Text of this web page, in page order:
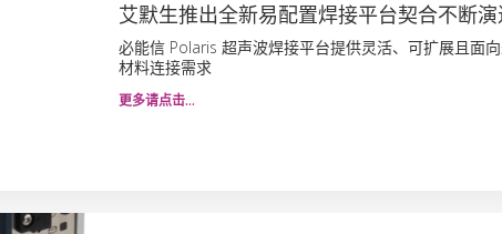
艾默生推出全新易配置焊接平台契合不断
必能信 Polaris 超声波焊接平台提供灵活、可扩展且面
材料连接需求
更多请点击…